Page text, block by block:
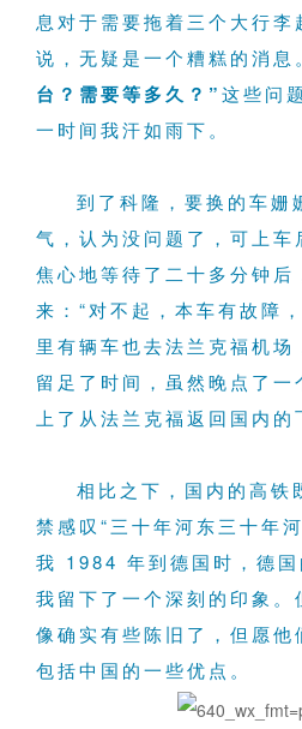
息对于需要拖着三个大行李
说，无疑是一个糟糕的消息
台？需要等多久？”这些问
一时间我汗如雨下。
到了科隆，要换的车姗
气，认为没问题了，可上车
焦心地等待了二十多分钟后
来：“对不起，本车有故障
里有辆车也去法兰克福机场
留足了时间，虽然晚点了一
上了从法兰克福返回国内的
相比之下，国内的高铁
禁感叹“三十年河东三十年
我 1984 年到德国时，德
我留下了一个深刻的印象。
像确实有些陈旧了，但愿他
包括中国的一些优点。